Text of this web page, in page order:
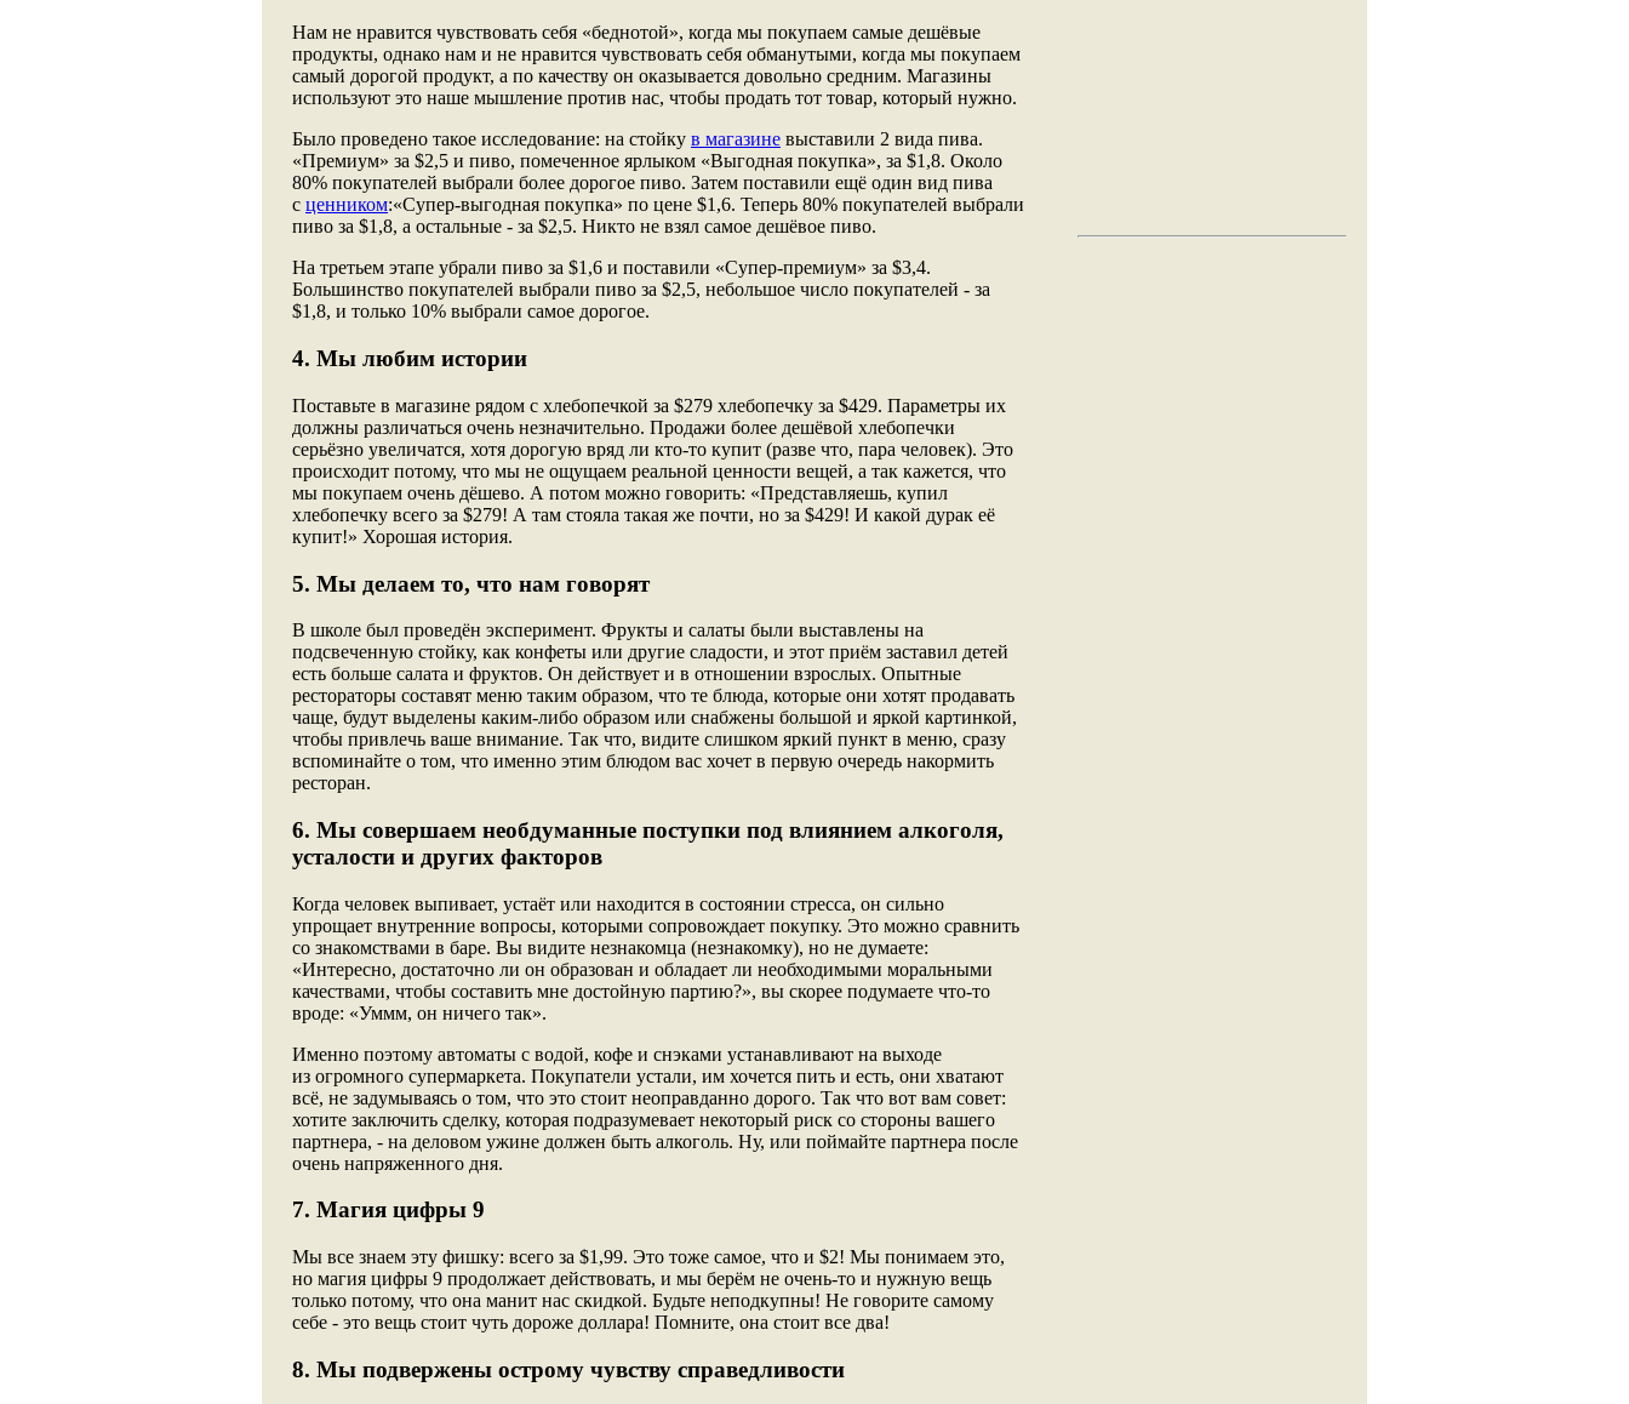
Нам не нравится чувствовать себя «беднотой», когда мы покупаем самые дешёвые
продукты, однако нам и не нравится чувствовать себя обманутыми, когда мы покупаем
самый дорогой продукт, а по качеству он оказывается довольно средним. Магазины
используют это наше мышление против нас, чтобы продать тот товар, который нужно.
Было проведено такое исследование: на стойку в магазине выставили 2 вида пива.
«Премиум» за $2,5 и пиво, помеченное ярлыком «Выгодная покупка», за $1,8. Около
80% покупателей выбрали более дорогое пиво. Затем поставили ещё один вид пива
с ценником:«Супер-выгодная покупка» по цене $1,6. Теперь 80% покупателей выбрали
пиво за $1,8, а остальные - за $2,5. Никто не взял самое дешёвое пиво.
На третьем этапе убрали пиво за $1,6 и поставили «Супер-премиум» за $3,4.
Большинство покупателей выбрали пиво за $2,5, небольшое число покупателей - за
$1,8, и только 10% выбрали самое дорогое.
4. Мы любим истории
Поставьте в магазине рядом с хлебопечкой за $279 хлебопечку за $429. Параметры их
должны различаться очень незначительно. Продажи более дешёвой хлебопечки
серьёзно увеличатся, хотя дорогую вряд ли кто-то купит (разве что, пара человек). Это
происходит потому, что мы не ощущаем реальной ценности вещей, а так кажется, что
мы покупаем очень дёшево. А потом можно говорить: «Представляешь, купил
хлебопечку всего за $279! А там стояла такая же почти, но за $429! И какой дурак её
купит!» Хорошая история.
5. Мы делаем то, что нам говорят
В школе был проведён эксперимент. Фрукты и салаты были выставлены на
подсвеченную стойку, как конфеты или другие сладости, и этот приём заставил детей
есть больше салата и фруктов. Он действует и в отношении взрослых. Опытные
рестораторы составят меню таким образом, что те блюда, которые они хотят продавать
чаще, будут выделены каким-либо образом или снабжены большой и яркой картинкой,
чтобы привлечь ваше внимание. Так что, видите слишком яркий пункт в меню, сразу
вспоминайте о том, что именно этим блюдом вас хочет в первую очередь накормить
ресторан.
6. Мы совершаем необдуманные поступки под влиянием алкоголя,
усталости и других факторов
Когда человек выпивает, устаёт или находится в состоянии стресса, он сильно
упрощает внутренние вопросы, которыми сопровождает покупку. Это можно сравнить
со знакомствами в баре. Вы видите незнакомца (незнакомку), но не думаете:
«Интересно, достаточно ли он образован и обладает ли необходимыми моральными
качествами, чтобы составить мне достойную партию?», вы скорее подумаете что-то
вроде: «Уммм, он ничего так».
Именно поэтому автоматы с водой, кофе и снэками устанавливают на выходе
из огромного супермаркета. Покупатели устали, им хочется пить и есть, они хватают
всё, не задумываясь о том, что это стоит неоправданно дорого. Так что вот вам совет:
хотите заключить сделку, которая подразумевает некоторый риск со стороны вашего
партнера, - на деловом ужине должен быть алкоголь. Ну, или поймайте партнера после
очень напряженного дня.
7. Магия цифры 9
Мы все знаем эту фишку: всего за $1,99. Это тоже самое, что и $2! Мы понимаем это,
но магия цифры 9 продолжает действовать, и мы берём не очень-то и нужную вещь
только потому, что она манит нас скидкой. Будьте неподкупны! Не говорите самому
себе - это вещь стоит чуть дороже доллара! Помните, она стоит все два!
8. Мы подвержены острому чувству справедливости